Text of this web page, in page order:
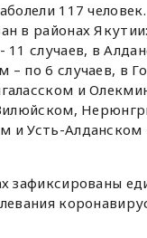
117
в районах
11 случаев, в
– по 6 случаев, в
и
и Усть-Алданском
зафиксированы